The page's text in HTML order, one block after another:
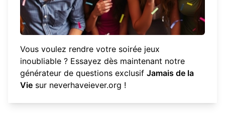
Vous voulez rendre votre soirée jeux
inoubliable ? Essayez dès maintenant notre
générateur de questions exclusif Jamais de la
Vie sur neverhaveiever.org !